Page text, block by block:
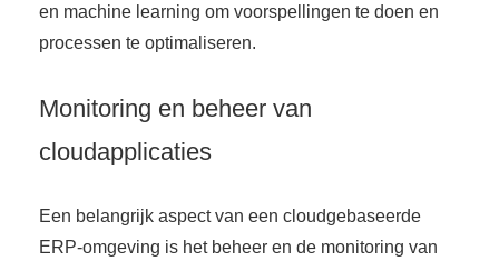
en machine learning om voorspellingen te doen en
processen te optimaliseren.
Monitoring en beheer van
cloudapplicaties
Een belangrijk aspect van een cloudgebaseerde
ERP-omgeving is het beheer en de monitoring van